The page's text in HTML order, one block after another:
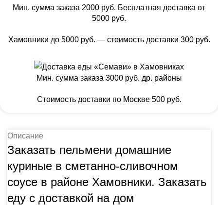
Мин. сумма заказа 2000 руб. Бесплатная доставка от
5000 руб.
Хамовники до 5000 руб. — стоимость доставки 300 руб.
Мин. сумма заказа 3000 руб. др. районы
Стоимость доставки по Москве 500 руб.
Описание
Заказать пельмени домашние
куриные в сметанно-сливочном
соусе в районе Хамовники. Заказать
еду с доставкой на дом